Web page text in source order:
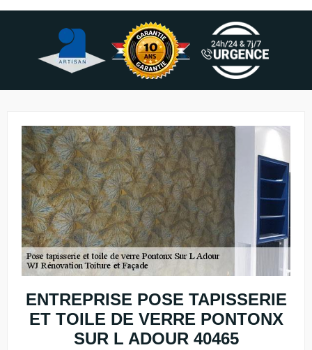
ENTREPRISE POSE TAPISSERIE
ET TOILE DE VERRE PONTONX
SUR L ADOUR 40465